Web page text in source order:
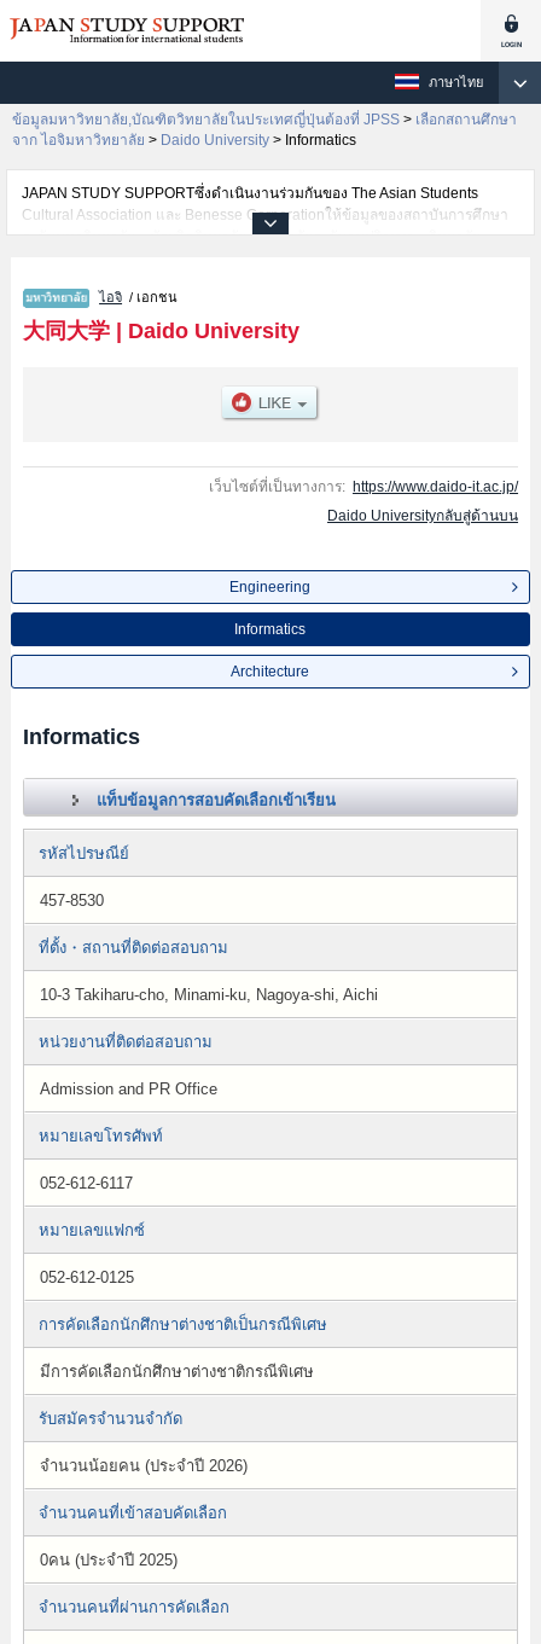
ภาษาไทย
ข้อมูลมหาวิทยาลัย,บัณฑิตวิทยาลัยในประเทศญี่ปุ่นต้องที่ JPSS > เลือกสถานศึกษา
จาก ไอจิมหาวิทยาลัย > Daido University > Informatics
JAPAN STUDY SUPPORTซึ่งดำเนินงานร่วมกันของ The Asian Students
Cultural Association และ Benesse Corporationให้ข้อมูลของสถาบันการศึกษา
ระดับมหาวิทยาลัย・บัณฑิตวิทยาลัย・วิทยาลัยระดับอนุปริญญา・วิทยาลัย
เช่นข้อมูลของแต่ละคณะ,ข้อมูลการสอบคัดเลือกเข้าศึกษาเช่นจำนวนคนที่รับ
สมัครหรือจำนวนคนที่ผ่านการสอบคัดเลือกเป็นต้น,แนะนำสถานที่,การเดินทาง
เป็นต้นไว้ด้วยดังนั้นขอเชิญใช้บริการค้นหาข้อมูลตามอัธยาศัย
ไอจิ / เอกชน
大同大学| Daido University
เว็บไซต์ที่เป็นทางการ: https://www.daido-it.ac.jp/
Daido Universityกลับสู่ด้านบน
Engineering
Informatics
Architecture
Informatics
แท็บข้อมูลการสอบคัดเลือกเข้าเรียน
รหัสไปรษณีย์
457-8530
ที่ตั้ง・สถานที่ติดต่อสอบถาม
10-3 Takiharu-cho, Minami-ku, Nagoya-shi, Aichi
หน่วยงานที่ติดต่อสอบถาม
Admission and PR Office
หมายเลขโทรศัพท์
052-612-6117
หมายเลขแฟกซ์
052-612-0125
การคัดเลือกนักศึกษาต่างชาติเป็นกรณีพิเศษ
มีการคัดเลือกนักศึกษาต่างชาติกรณีพิเศษ
รับสมัครจำนวนจำกัด
จำนวนน้อยคน (ประจำปี 2026)
จำนวนคนที่เข้าสอบคัดเลือก
0คน (ประจำปี 2025)
จำนวนคนที่ผ่านการคัดเลือก